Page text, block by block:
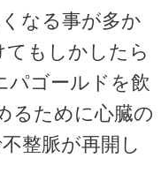
なる事が多か
もしかしたら
パゴールドを飲
るために心臓の
整脈が再開し